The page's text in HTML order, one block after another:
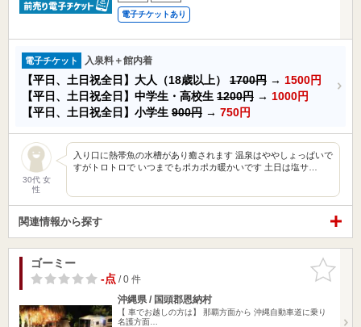
電子チケットあり
電子チケット 入泉料＋館内着
【平日、土日祝全日】大人（18歳以上） 1700円 → 1500円
【平日、土日祝全日】中学生・高校生 1200円 → 1000円
【平日、土日祝全日】小学生 900円 → 750円
30代 女
性
入り口に熱帯魚の水槽があり癒されます 温泉はややしょっぱいで
すがトロトロで いつまでもポカポカ暖かいです 土日は塩サ…
関連情報から探す
お気に入
りに追加
ゴーミー
-点/ 0 件
沖縄県 / 国頭郡恩納村
【 車でお越しの方は】 那覇方面から 沖縄自動車道に乗り
名護方面…